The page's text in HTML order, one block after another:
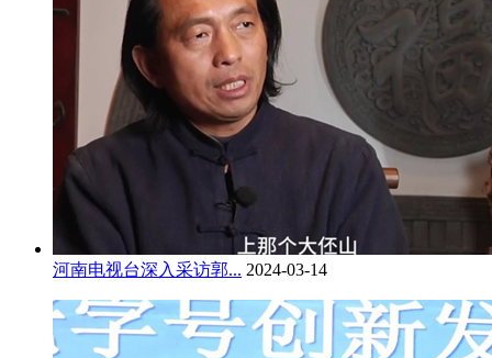
河南电视台深入采访郭... 2024-03-14